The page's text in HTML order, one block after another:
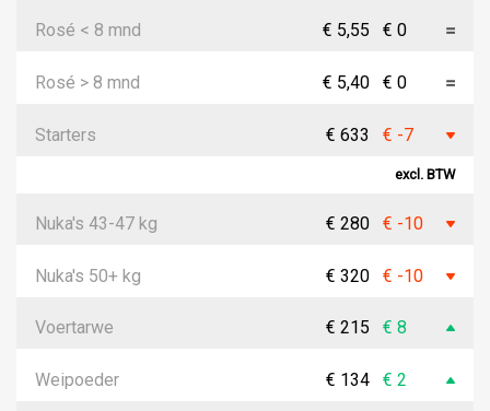
Rosé < 8 mnd € 5,55 € 0
Rosé > 8 mnd € 5,40 € 0
Starters € 633 € -7
excl. BTW
Nuka's 43-47 kg € 280 € -10
Nuka's 50+ kg € 320 € -10
Voertarwe € 215 € 8
Weipoeder € 134 € 2